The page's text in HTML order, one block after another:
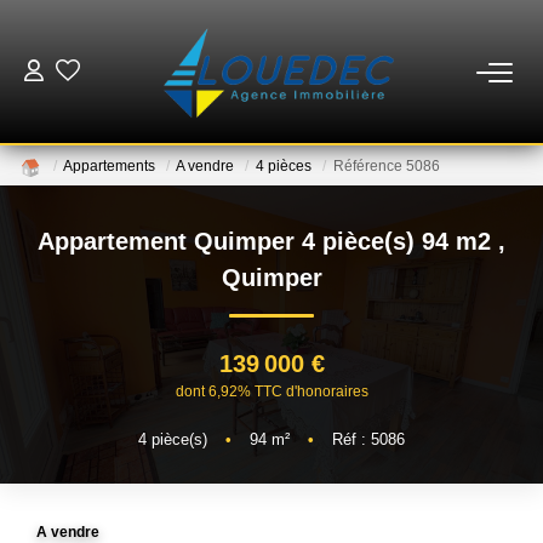
ESTIMATION
NOTRE AGENCE
Appartements A vendre 4 pièces Référence 5086
Appartement Quimper 4 pièce(s) 94 m2 ,
Quimper
139 000 €
dont 6,92% TTC d'honoraires
4 pièce(s) • 94 m² • Réf : 5086
A vendre